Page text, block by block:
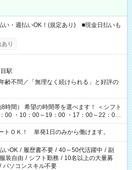
・週払いOK！(規定あり) ■現金日払いも
り
駅
齢不問／「無理なく続けられる」と好評の
ます！ ＜シフト
00 ・10：00～19：00 ・17：00～22：00
・22：00～翌6：00 など
トＯＫ！ 単発1日のみから働けます。
いOK / 履歴書不要 / 40～50代活躍中 / 副
服装自由 / シフト勤務 / 10名以上の大量募
/ パソコンスキル不要